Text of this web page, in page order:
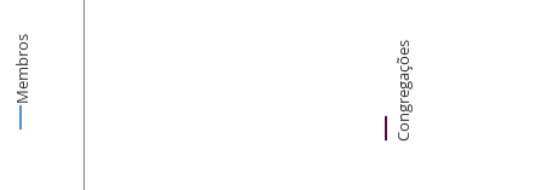
Membros Congregações